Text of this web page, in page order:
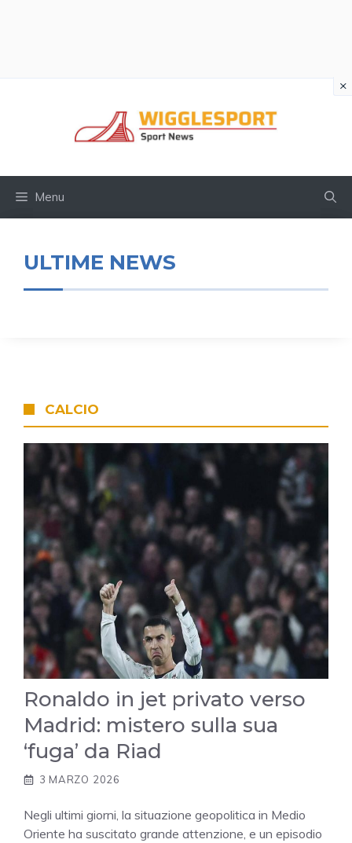
Menu
ULTIME NEWS
CALCIO
Ronaldo in jet privato verso
Madrid: mistero sulla sua
‘fuga’ da Riad
3 MARZO 2026
Negli ultimi giorni, la situazione geopolitica in Medio
Oriente ha suscitato grande attenzione, e un episodio
×